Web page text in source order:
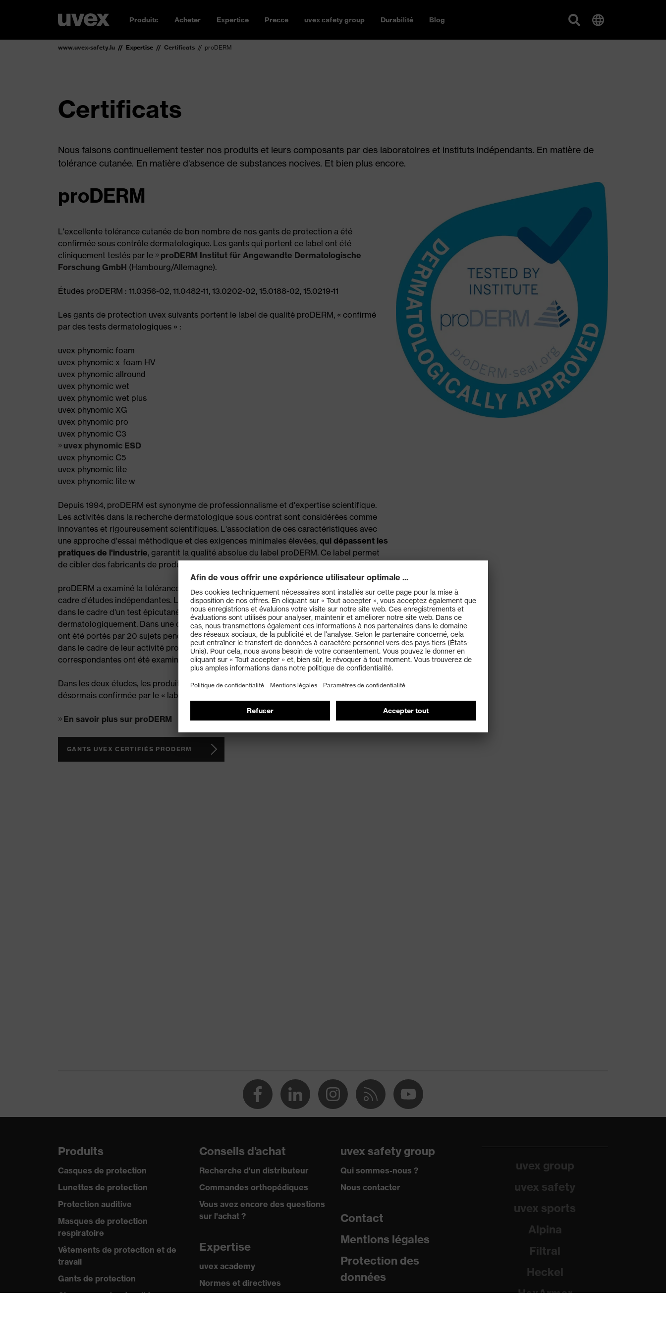
Produits Acheter Expertise Presse uvex safety group Durabilité Blog
www.uvex-safety.lu Expertise Certificats proDERM
Certificats
Nous faisons continuellement tester nos produits et leurs composants par des laboratoires et instituts indépendants. En matière de
tolérance cutanée. En matière d'absence de substances nocives. Et bien plus encore.
proDERM
L'excellente tolérance cutanée de bon nombre de nos gants de protection a été
confirmée sous contrôle dermatologique. Les gants qui portent ce label ont été
cliniquement testés par le
proDERM Institut für Angewandte Dermatologische
Forschung GmbH (Hambourg/Allemagne).
Études proDERM : 11.0356-02, 11.0482-11, 13.0202-02, 15.0188-02, 15.0219-11
Les gants de protection uvex suivants portent le label de qualité proDERM, « confirmé
par des tests dermatologiques » :
uvex phynomic foam
uvex phynomic x-foam HV
uvex phynomic allround
uvex phynomic wet
uvex phynomic wet plus
uvex phynomic XG
uvex phynomic pro
uvex phynomic C3
uvex phynomic ESD
uvex phynomic C5
uvex phynomic lite
uvex phynomic lite w
Depuis 1994, proDERM est synonyme de professionnalisme et d'expertise scientifique.
Les activités dans la recherche dermatologique sous contrat sont considérées comme
innovantes et rigoureusement scientifiques. L'association de ces caractéristiques avec
une approche d'essai méthodique et des exigences minimales élevées, qui dépassent les
pratiques de l'industrie, garantit la qualité absolue du label proDERM. Ce label permet
de cibler des fabricants de produits de qualité qui n'ont pas peur des contrôles intensifs.
proDERM a examiné la tolérance cutanée des produits de protection des mains dans le
cadre d'études indépendantes. Le potentiel irritant des produits a d'abord été examiné
dans le cadre d'un test épicutané de 3 x 24 h sur 32 sujets et a été évalué
dermatologiquement. Dans une deuxième étude axée sur l'utilisation, les produits testés
ont été portés par 20 sujets pendant deux semaines, à raison de huit heures par jour,
dans le cadre de leur activité professionnelle. Enfin, les zones de la peau
correspondantes ont été examinées par un médecin.
Dans les deux études, les produits ont démontré une bonne tolérance cutanée, qui est
désormais confirmée par le « label de qualité proDERM ».
En savoir plus sur proDERM
GANTS UVEX CERTIFIÉS PRODERM
Produits
Casques de protection
Lunettes de protection
Protection auditive
Masques de protection
respiratoire
Vêtements de protection et de
travail
Gants de protection
Chaussures de sécurité
Conseils d'achat
Recherche d'un distributeur
Commandes orthopédiques
Vous avez encore des questions
sur l'achat ?
Expertise
uvex academy
Normes et directives
uvex safety group
Qui sommes-nous ?
Nous contacter
Contact
Mentions légales
Protection des
données
uvex group
uvex safety
uvex sports
Alpina
Filtral
Heckel
HexArmor